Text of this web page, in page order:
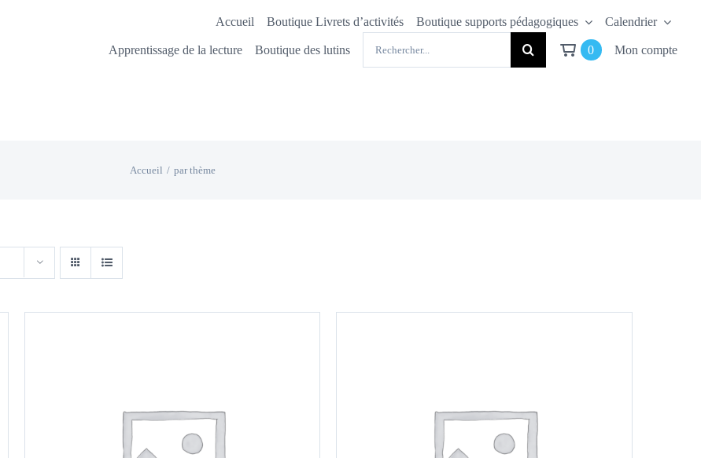
Accueil Boutique Livrets d’activités Boutique supports pédagogiques Calendrier
Apprentissage de la lecture Boutique des lutins 0 Mon compte
Accueil par thème